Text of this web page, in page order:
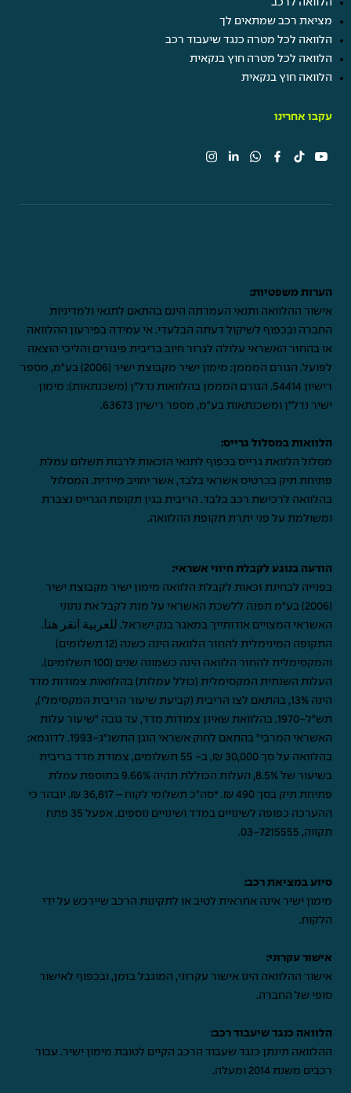
הלוואה לרכב
מציאת רכב שמתאים לך
הלוואה לכל מטרה כנגד שיעבוד רכב
הלוואה לכל מטרה חוץ בנקאית
הלוואה חוץ בנקאית
עקבו אחרינו
הערות משפטיות:
אישור ההלוואה ותנאי העמדתה הינם בהתאם לתנאי ולמדיניות
החברה ובכפוף לשיקול דעתה הבלעדי. אי עמידה בפירעון ההלוואה
או בהחזר האשראי עלולה לגרור חיוב בריבית פיגורים והליכי הוצאה
לפועל. הגורם המממן: מימון ישיר מקבוצת ישיר (2006) בע"מ, מספר
רישיון 54414. הגורם המממן בהלוואות נדל"ן (משכנתאות): מימון
ישיר נדל"ן ומשכנתאות בע"מ, מספר רישיון 63673.
הלוואות במסלול גרייס:
מסלול הלוואת גרייס בכפוף לתנאי הזכאות לרבות תשלום עמלת
פתיחת תיק בכרטיס אשראי בלבד, אשר יחויב מיידית. המסלול
בהלוואה לרכישת רכב בלבד. הריבית בגין תקופת הגרייס נצברת
ומשולמת על פני יתרת תקופת ההלוואה.
הודעה בנוגע לקבלת חיווי אשראי:
בפנייה לבחינת זכאות לקבלת הלוואה מימון ישיר מקבוצת ישיר
(2006) בע"מ תפנה ללשכת האשראי על מנת לקבל את נתוני
האשראי המצויים אודותייך במאגר בנק ישראל. للعربية انقر هنا.
התקופה המינימלית להחזר הלוואה הינה כשנה (12 תשלומים)
והמקסימלית להחזר הלוואה הינה כשמונה שנים (100 תשלומים).
העלות השנתית המקסימלית (כולל עמלות) בהלוואות צמודות מדד
הינה 13%, בהתאם לצו הריבית (קביעת שיעור הריבית המקסימלי),
תש"ל-1970. בהלוואת שאינן צמודות מדד, עד גובה "שיעור עלות
האשראי המרבי" בהתאם לחוק אשראי הוגן התשנ"ג-1993. לדוגמא:
בהלוואה על סך 30,000 ₪, ב- 55 תשלומים, צמודת מדד בריבית
בשיעור של 8.5%, העלות הכוללת תהיה 9.66% בתוספת עמלת
פתיחת תיק בסך 490 ₪. *סה"כ תשלומי לקוח – 36,817 ₪. יובהר כי
ההערכה כפופה לשינויים במדד ושינויים נוספים. אפעל 35 פתח
תקווה, 03-7215555
.
סיוע במציאת רכב:
מימון ישיר אינה אחראית לטיב או לתקינות הרכב שיירכש על ידי
הלקוח.
אישור עקרוני:
אישור ההלוואה הינו אישור עקרוני, המוגבל בזמן, ובכפוף לאישור
סופי של החברה.
הלוואה כנגד שיעבוד רכב:
ההלוואה תינתן כנגד שעבוד הרכב הקיים לטובת מימון ישיר. עבור
רכבים משנת 2014 ומעלה.